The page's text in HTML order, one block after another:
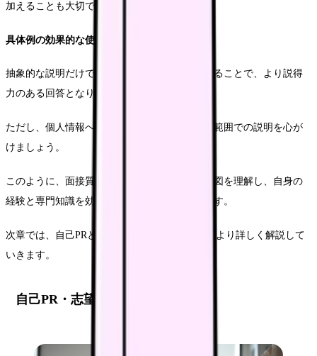
加えることも大切です。
具体例の効果的な使用
抽象的な説明だけでなく、具体的な事例を交えることで、より説得
力のある回答となります。
ただし、個人情報への配慮は忘れずに、適切な範囲での説明を心が
けましょう。
このように、面接質問への対策では、質問の意図を理解し、自身の
経験と専門知識を効果的に伝えることが重要です。
次章では、自己PRと志望動機の作成について、より詳しく解説して
いきます。
自己PR・志望動機の作成と強化